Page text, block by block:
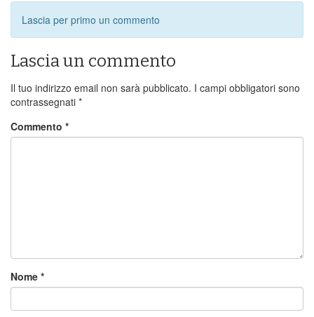
Lascia per primo un commento
Lascia un commento
Il tuo indirizzo email non sarà pubblicato. I campi obbligatori sono
contrassegnati *
Commento *
Nome *